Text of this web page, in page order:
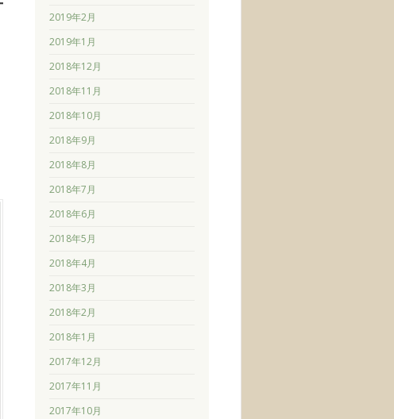
2019年2月
2019年1月
2018年12月
2018年11月
2018年10月
2018年9月
2018年8月
2018年7月
2018年6月
2018年5月
2018年4月
2018年3月
2018年2月
2018年1月
2017年12月
2017年11月
2017年10月